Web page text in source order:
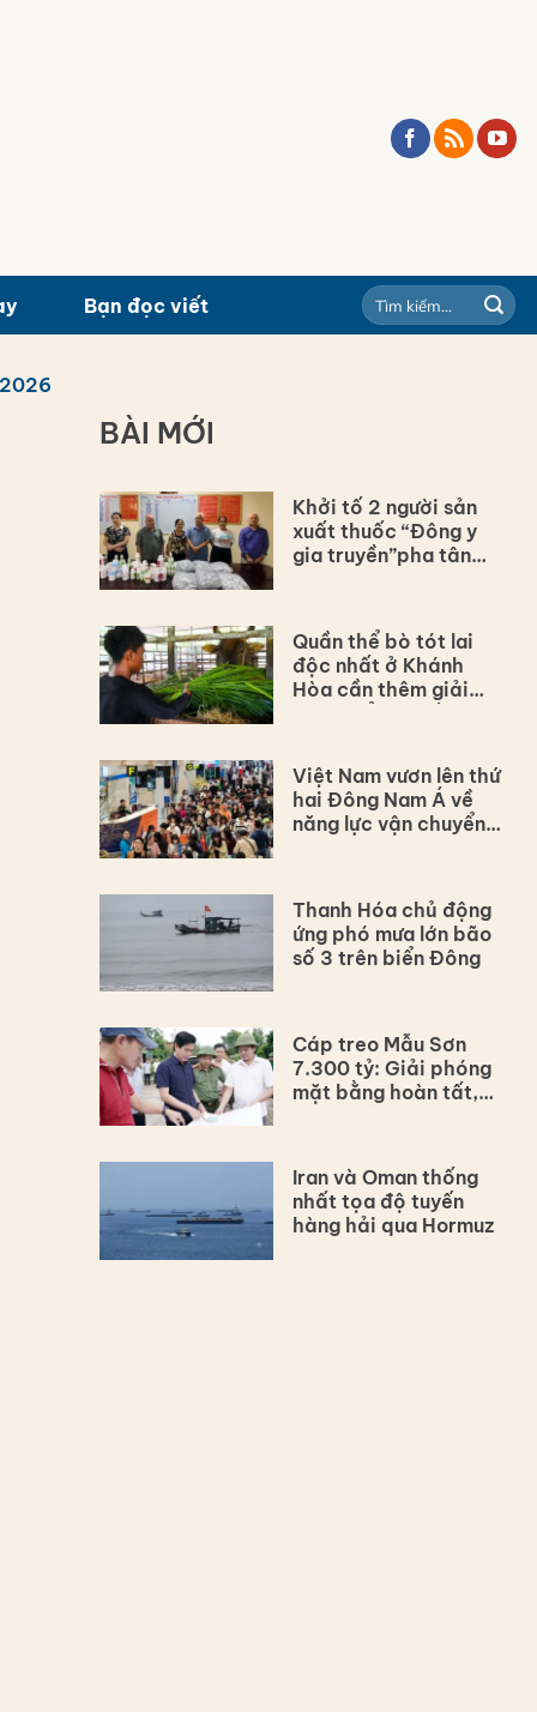
Bạn đọc viết
BÀI MỚI
Khởi tố 2 người sản
xuất thuốc “Đông y
gia truyền”pha tân
Quần thể bò tót lai
độc nhất ở Khánh
Hòa cần thêm giải
Việt Nam vươn lên thứ
hai Đông Nam Á về
năng lực vận chuyển
Thanh Hóa chủ động
ứng phó mưa lớn bão
số 3 trên biển Đông
Cáp treo Mẫu Sơn
7.300 tỷ: Giải phóng
mặt bằng hoàn tất,
Iran và Oman thống
nhất tọa độ tuyến
hàng hải qua Hormuz